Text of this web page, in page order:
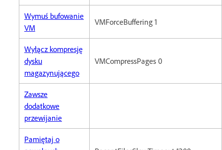
Wymuś bufowanie
VM
VMForceBuffering 1
Wyłącz kompresję
dysku
magazynującego
VMCompressPages 0
Zawsze
dodatkowe
przewijanie
Pamiętaj o